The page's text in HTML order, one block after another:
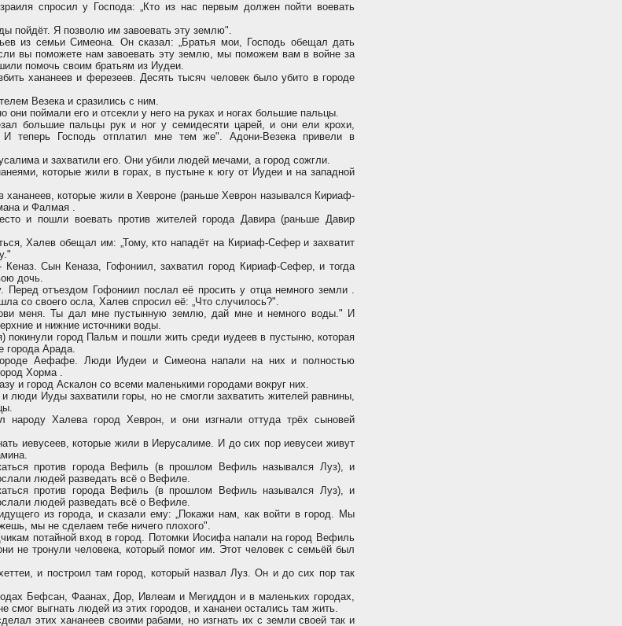
спросил у Господа: „Кто из нас первым должен пойти воевать
пойдёт. Я позволю им завоевать эту землю".
из семьи Симеона. Он сказал: „Братья мои, Господь обещал дать
вы поможете нам завоевать эту землю, мы поможем вам в войне за
помочь своим братьям из Иудеи.
хананеев и ферезеев. Десять тысяч человек было убито в городе
Везека и сразились с ним.
они поймали его и отсекли у него на руках и ногах большие пальцы.
большие пальцы рук и ног у семидесяти царей, и они ели крохи,
теперь Господь отплатил мне тем же". Адони-Везека привели в
и захватили его. Они убили людей мечами, а город сожгли.
которые жили в горах, в пустыне к югу от Иудеи и на западной
хананеев, которые жили в Хевроне (раньше Хеврон назывался Кириаф-
и Фалмая .
и пошли воевать против жителей города Давира (раньше Давир
Халев обещал им: „Тому, кто нападёт на Кириаф-Сефер и захватит
Сын Кеназа, Гофониил, захватил город Кириаф-Сефер, и тогда
дочь.
отъездом Гофониил послал её просить у отца немного земли .
со своего осла, Халев спросил её: „Что случилось?".
меня. Ты дал мне пустынную землю, дай мне и немного воды." И
и нижние источники воды.
покинули город Пальм и пошли жить среди иудеев в пустыню, которая
города Арада.
Аефафе. Люди Иудеи и Симеона напали на них и полностью
Хорма .
и город Аскалон со всеми маленькими городами вокруг них.
люди Иуды захватили горы, но не смогли захватить жителей равнины,
Халева город Хеврон, и они изгнали оттуда трёх сыновей
иевусеев, которые жили в Иерусалиме. И до сих пор иевусеи живут
против города Вефиль (в прошлом Вефиль назывался Луз), и
людей разведать всё о Вефиле.
против города Вефиль (в прошлом Вефиль назывался Луз), и
людей разведать всё о Вефиле.
из города, и сказали ему: „Покажи нам, как войти в город. Мы
мы не сделаем тебе ничего плохого".
потайной вход в город. Потомки Иосифа напали на город Вефиль
не тронули человека, который помог им. Этот человек с семьёй был
и построил там город, который назвал Луз. Он и до сих пор так
Бефсан, Фаанах, Дор, Ивлеам и Мегиддон и в маленьких городах,
выгнать людей из этих городов, и хананеи остались там жить.
этих хананеев своими рабами, но изгнать их с земли своей так и